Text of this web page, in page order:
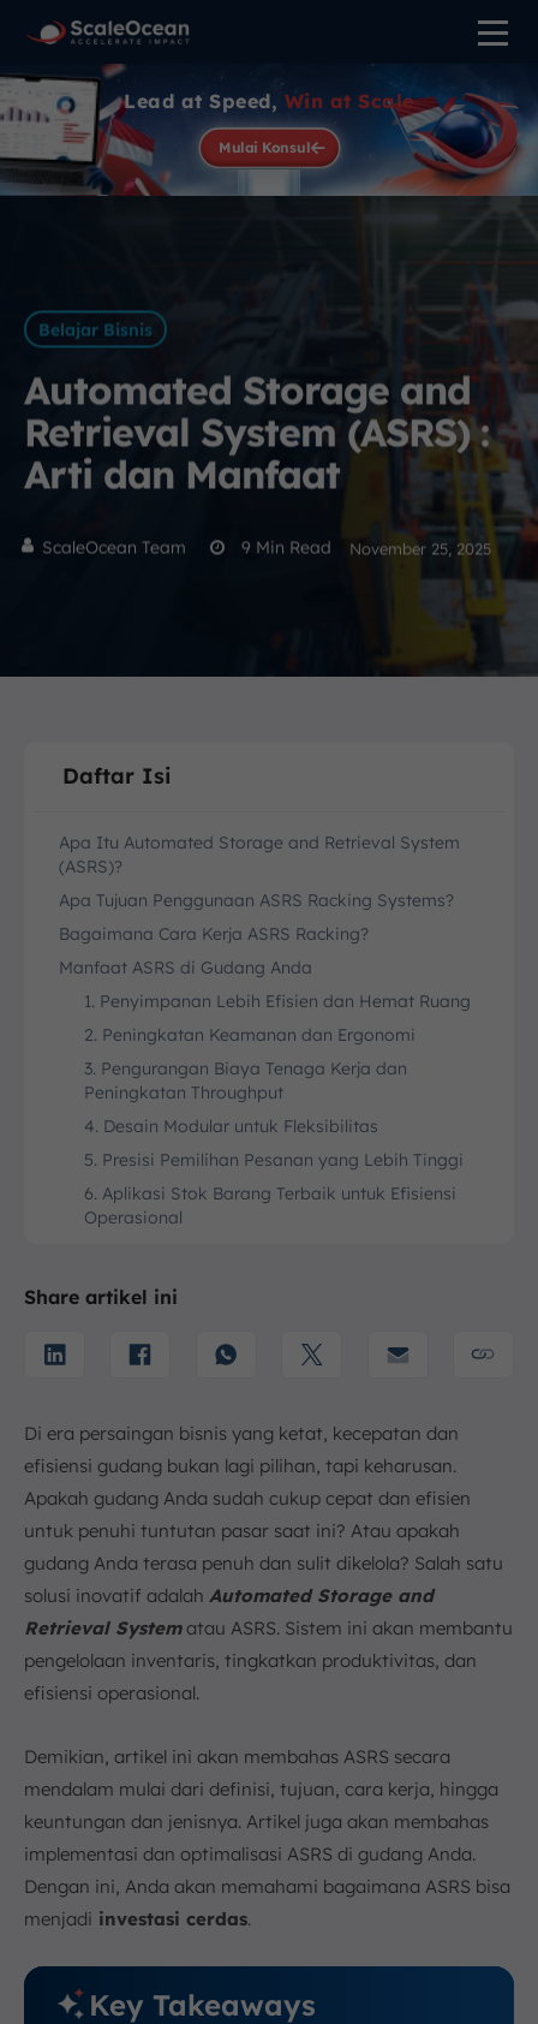
Lead at Speed, Win at Scale
Mulai Konsul
Belajar Bisnis
Automated Storage and
Retrieval System (ASRS) :
Arti dan Manfaat
ScaleOcean Team 9 Min Read November 25, 2025
Daftar Isi
Apa Itu Automated Storage and Retrieval System
(ASRS)?
Apa Tujuan Penggunaan ASRS Racking Systems?
Bagaimana Cara Kerja ASRS Racking?
Manfaat ASRS di Gudang Anda
1. Penyimpanan Lebih Efisien dan Hemat Ruang
2. Peningkatan Keamanan dan Ergonomi
3. Pengurangan Biaya Tenaga Kerja dan
Peningkatan Throughput
4. Desain Modular untuk Fleksibilitas
5. Presisi Pemilihan Pesanan yang Lebih Tinggi
6. Aplikasi Stok Barang Terbaik untuk Efisiensi
Operasional
Jenis-jenis Automated Storage and Retrieval System
2. Satellite SRM
6. Vertical Lift Module
Perencanaan Solusi ASRS dengan Software
Warehouse ScaleOcean
Kesimpulan
Share artikel ini
Di era persaingan bisnis yang ketat, kecepatan dan
efisiensi gudang bukan lagi pilihan, tapi keharusan.
Apakah gudang Anda sudah cukup cepat dan efisien
untuk penuhi tuntutan pasar saat ini? Atau apakah
gudang Anda terasa penuh dan sulit dikelola? Salah satu
solusi inovatif adalah Automated Storage and
Retrieval Systematau ASRS. Sistem ini akan membantu
pengelolaan inventaris, tingkatkan produktivitas, dan
efisiensi operasional.
Demikian, artikel ini akan membahas ASRS secara
mendalam mulai dari definisi, tujuan, cara kerja, hingga
keuntungan dan jenisnya. Artikel juga akan membahas
implementasi dan optimalisasi ASRS di gudang Anda.
Dengan ini, Anda akan memahami bagaimana ASRS bisa
menjadi investasi cerdas.
Key Takeaways